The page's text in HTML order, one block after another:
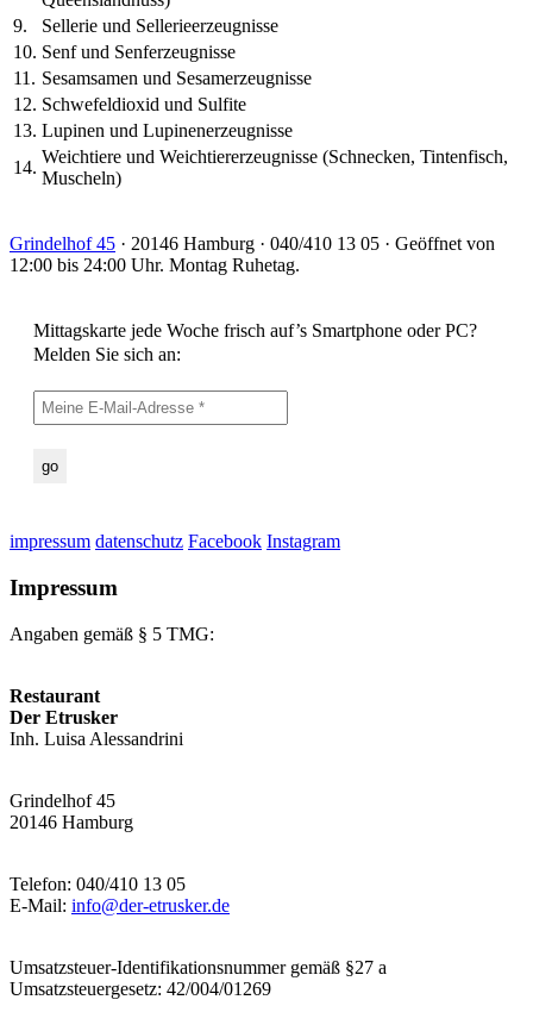
9.
Sellerie und Sellerieerzeugnisse
10. Senf und Senferzeugnisse
11. Sesamsamen und Sesamerzeugnisse
12. Schwefeldioxid und Sulfite
13. Lupinen und Lupinenerzeugnisse
14.
Weichtiere und Weichtiererzeugnisse (Schnecken, Tintenfisch,
Muscheln)
Grindelhof 45 · 20146 Hamburg · 040/410 13 05 · Geöffnet von
12:00 bis 24:00 Uhr. Montag Ruhetag.
Mittagskarte jede Woche frisch auf’s Smartphone oder PC?
Melden Sie sich an:
impressum datenschutz Facebook Instagram
Impressum
Angaben gemäß § 5 TMG:
Restaurant
Der Etrusker
Inh. Luisa Alessandrini
Grindelhof 45
20146 Hamburg
Telefon: 040/410 13 05
E-Mail: info@der-etrusker.de
Umsatzsteuer-Identifikationsnummer gemäß §27 a
Umsatzsteuergesetz: 42/004/01269